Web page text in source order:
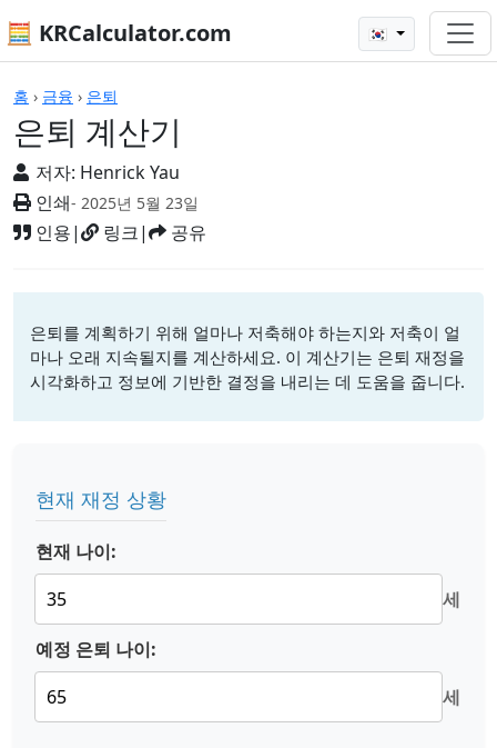
🧮 KRCalculator.com 🇰🇷
홈 › 금융 › 은퇴
은퇴 계산기
저자: Henrick Yau
인쇄- 2025년 5월 23일
인용| 링크| 공유
계산기
은퇴를 계획하기 위해 얼마나 저축해야 하는지와 저축이 얼
마나 오래 지속될지를 계산하세요. 이 계산기는 은퇴 재정을
시각화하고 정보에 기반한 결정을 내리는 데 도움을 줍니다.
현재 재정 상황
현재 나이:
세
예정 은퇴 나이:
세